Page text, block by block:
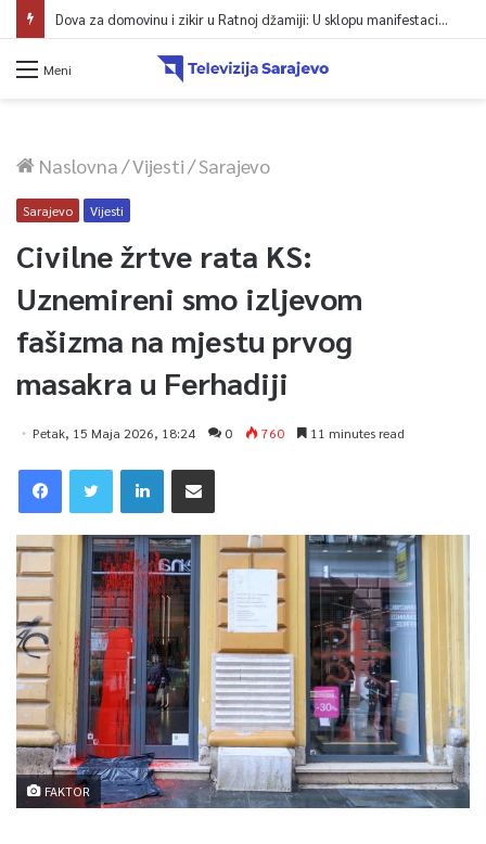
Dova za domovinu i zikir u Ratnoj džamiji: U sklopu manifestacije „Odbrana BiH – Igman 2026“ odana počast herojima
Meni
Naslovna/Vijesti/Sarajevo
Sarajevo Vijesti
Civilne žrtve rata KS:
Uznemireni smo izljevom
fašizma na mjestu prvog
masakra u Ferhadiji
Petak, 15 Maja 2026, 18:24 0 760 11 minutes read
FAKTOR